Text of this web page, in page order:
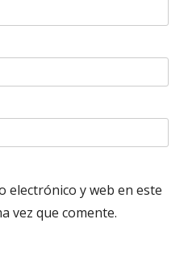
electrónico y web en este
vez que comente.